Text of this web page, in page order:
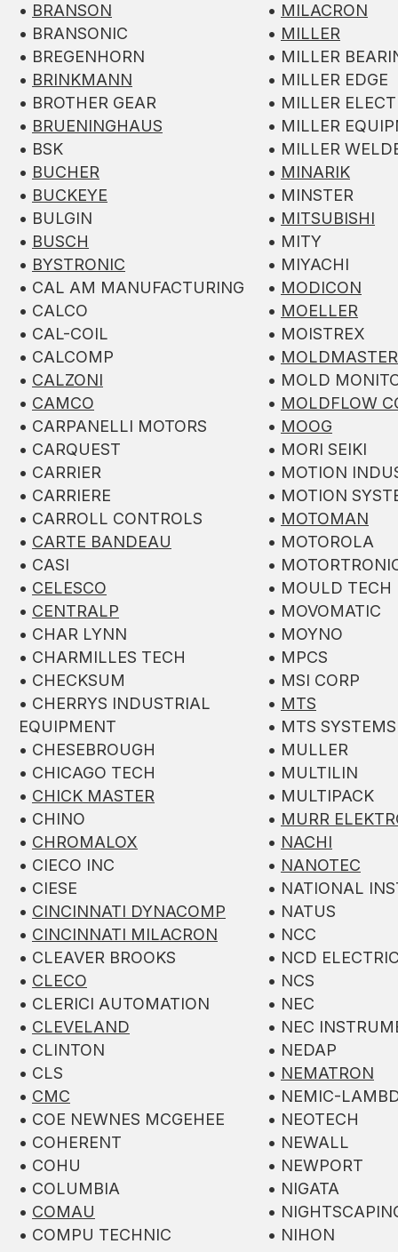
• BRANSON
• BRANSONIC
• BREGENHORN
• BRINKMANN
• BROTHER GEAR
• BRUENINGHAUS
• BSK
• BUCHER
• BUCKEYE
• BULGIN
• BUSCH
• BYSTRONIC
• CAL AM MANUFACTURING
• CALCO
• CAL-COIL
• CALCOMP
• CALZONI
• CAMCO
• CARPANELLI MOTORS
• CARQUEST
• CARRIER
• CARRIERE
• CARROLL CONTROLS
• CARTE BANDEAU
• CASI
• CELESCO
• CENTRALP
• CHAR LYNN
• CHARMILLES TECH
• CHECKSUM
• CHERRYS INDUSTRIAL
EQUIPMENT
• CHESEBROUGH
• CHICAGO TECH
• CHICK MASTER
• CHINO
• CHROMALOX
• CIECO INC
• CIESE
• CINCINNATI DYNACOMP
• CINCINNATI MILACRON
• CLEAVER BROOKS
• CLECO
• CLERICI AUTOMATION
• CLEVELAND
• CLINTON
• CLS
• CMC
• COE NEWNES MCGEHEE
• COHERENT
• COHU
• COLUMBIA
• COMAU
• COMPU TECHNIC
• MILACRON
• MILLER
• MILLER
• MILLER EDGE
• MILLER
• MILLER
• MILLER
• MINARIK
• MINSTER
• MITSUBISHI
• MITY
• MIYACHI
• MODICON
• MOELLER
• MOISTREX
• MOLDMASTER
• MOLD
• MOLDFLOW
• MOOG
• MORI SEIKI
• MOTION
• MOTION
• MOTOMAN
• MOTOROLA
•
• MOULD TECH
• MOVOMATIC
• MOYNO
• MPCS
• MSI CORP
• MTS
• MTS
• MULLER
• MULTILIN
• MULTIPACK
• MURR
• NACHI
• NANOTEC
• NATIONAL
• NATUS
• NCC
• NCD
• NCS
• NEC
• NEC
• NEDAP
• NEMATRON
• NEMIC-
• NEOTECH
• NEWALL
• NEWPORT
• NIGATA
•
• NIHON